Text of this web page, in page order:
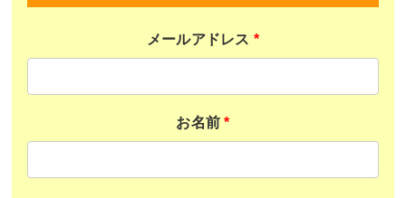
メールアドレス*
お名前*